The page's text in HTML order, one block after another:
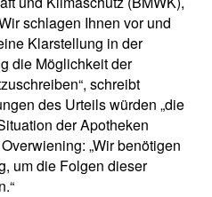
schlagen Ihnen vor und
Klarstellung in der
die Möglichkeit der
schreibt
des Urteils würden „die
der Apotheken
„Wir benötigen
um die Folgen dieser